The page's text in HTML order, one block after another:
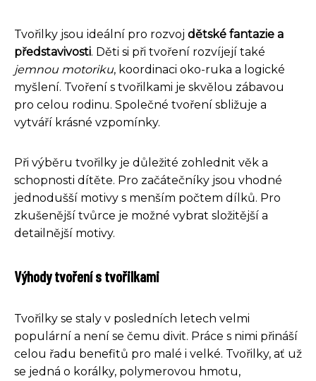
Tvořilky jsou ideální pro rozvoj dětské fantazie a
představivosti. Děti si při tvoření rozvíjejí také
jemnou motoriku, koordinaci oko-ruka a logické
myšlení. Tvoření s tvořilkami je skvělou zábavou
pro celou rodinu. Společné tvoření sbližuje a
vytváří krásné vzpomínky.
Při výběru tvořilky je důležité zohlednit věk a
schopnosti dítěte. Pro začátečníky jsou vhodné
jednodušší motivy s menším počtem dílků. Pro
zkušenější tvůrce je možné vybrat složitější a
detailnější motivy.
Výhody tvoření s tvořilkami
Tvořilky se staly v posledních letech velmi
populární a není se čemu divit. Práce s nimi přináší
celou řadu benefitů pro malé i velké. Tvořilky, ať už
se jedná o korálky, polymerovou hmotu,